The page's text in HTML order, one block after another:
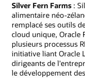
Silver Fern Farms :
alimentaire néo-
remplacé ses outils
cloud unique, Oracle
plusieurs processus
initiative liant Oracle
dirigeants de
le développement